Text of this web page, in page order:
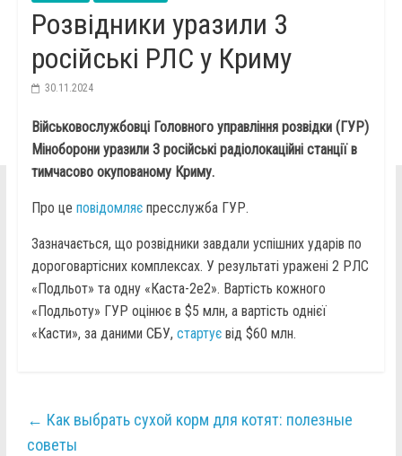
Розвідники уразили 3
російські РЛС у Криму
30.11.2024
Військовослужбовці Головного управління розвідки (ГУР)
Міноборони уразили 3 російські радіолокаційні станції в
тимчасово окупованому Криму.
Про це повідомляєпресслужба ГУР.
Зазначається, що розвідники завдали успішних ударів по
дороговартісних комплексах. У результаті уражені 2 РЛС
«Подльот» та одну «Каста-2е2». Вартість кожного
«Подльоту» ГУР оцінює в $5 млн, а вартість однієї
«Касти», за даними СБУ, стартуєвід $60 млн.
← Как выбрать сухой корм для котят: полезные
советы